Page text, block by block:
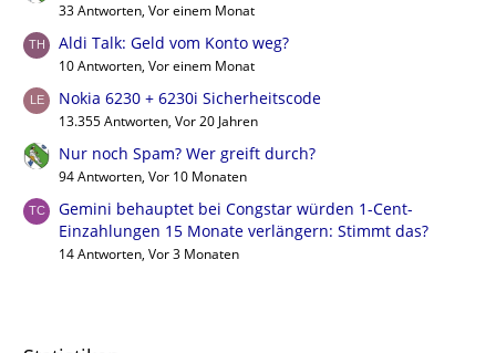
33 Antworten, Vor einem Monat
Aldi Talk: Geld vom Konto weg?
10 Antworten, Vor einem Monat
Nokia 6230 + 6230i Sicherheitscode
13.355 Antworten, Vor 20 Jahren
Nur noch Spam? Wer greift durch?
94 Antworten, Vor 10 Monaten
Gemini behauptet bei Congstar würden 1-Cent-
Einzahlungen 15 Monate verlängern: Stimmt das?
14 Antworten, Vor 3 Monaten